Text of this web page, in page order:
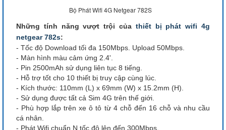
Bộ Phát Wifi 4G Netgear 782S
Những tính năng vượt trội của thiết bị phát wifi 4g
netgear 782s:
- Tốc độ Download tối đa 150Mbps. Upload 50Mbps.
- Màn hình màu cảm ứng 2.4'.
- Pin 2500mAh sử dụng liên tục 8 tiếng.
- Hỗ trợ tốt cho 10 thiết bị truy cập cùng lúc.
- Kích thước: 110mm (L) x 69mm (W) x 15.2mm (H).
- Sử dụng được tất cả Sim 4G trên thế giới.
- Phù hợp lắp trên xe ô tô từ 4 chỗ đến 16 chỗ và nhu cầu
cá nhân.
- Phát Wifi chuẩn N tốc độ lên đến 300Mbps.